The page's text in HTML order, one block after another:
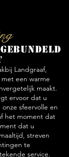
Landgraaf,
een warme
maakt.
ervoor dat u
sfeervolle en
het moment dat
dat u
streven
te
service.